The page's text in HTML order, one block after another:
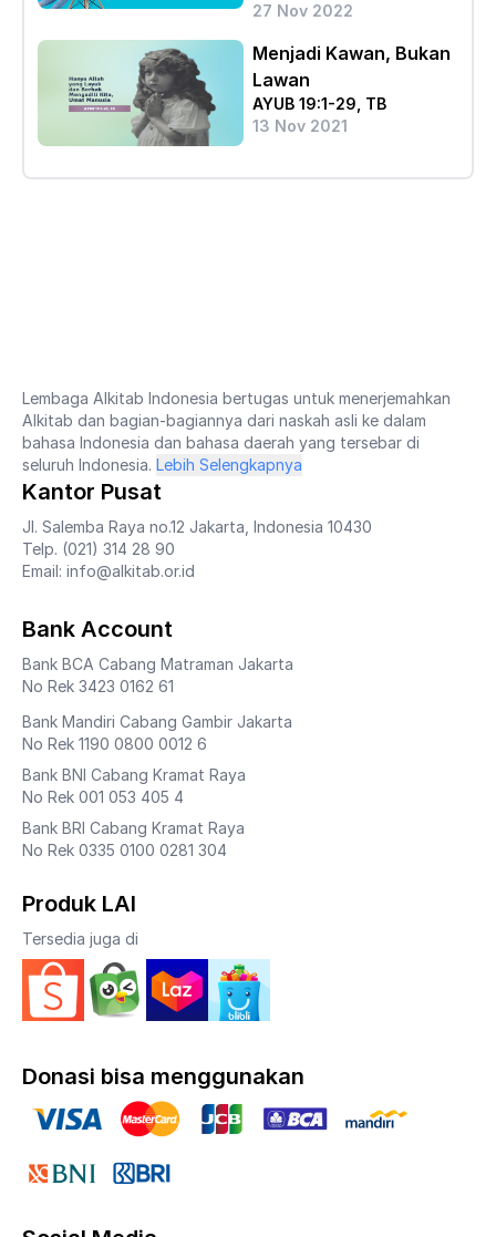
27 Nov 2022
Menjadi Kawan, Bukan
Lawan
AYUB 19:1-29, TB
13 Nov 2021
Lembaga Alkitab Indonesia bertugas untuk menerjemahkan
Alkitab dan bagian-bagiannya dari naskah asli ke dalam
bahasa Indonesia dan bahasa daerah yang tersebar di
seluruh Indonesia. Lebih Selengkapnya
Kantor Pusat
Jl. Salemba Raya no.12 Jakarta, Indonesia 10430
Telp. (021) 314 28 90
Email: info@alkitab.or.id
Bank Account
Bank BCA Cabang Matraman Jakarta
No Rek 3423 0162 61
Bank Mandiri Cabang Gambir Jakarta
No Rek 1190 0800 0012 6
Bank BNI Cabang Kramat Raya
No Rek 001 053 405 4
Bank BRI Cabang Kramat Raya
No Rek 0335 0100 0281 304
Produk LAI
Tersedia juga di
Donasi bisa menggunakan